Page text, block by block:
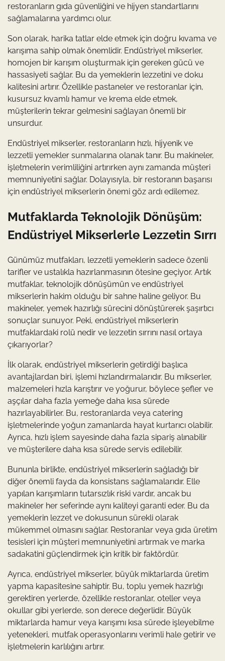
restoranların gıda güvenliğini ve hijyen standartlarını
sağlamalarına yardımcı olur.
Son olarak, harika tatlar elde etmek için doğru kıvama ve
karışıma sahip olmak önemlidir. Endüstriyel mikserler,
homojen bir karışım oluşturmak için gereken gücü ve
hassasiyeti sağlar. Bu da yemeklerin lezzetini ve doku
kalitesini artırır. Özellikle pastaneler ve restoranlar için,
kusursuz kıvamlı hamur ve krema elde etmek,
müşterilerin tekrar gelmesini sağlayan önemli bir
unsurdur.
Endüstriyel mikserler, restoranların hızlı, hijyenik ve
lezzetli yemekler sunmalarına olanak tanır. Bu makineler,
işletmelerin verimliliğini artırırken aynı zamanda müşteri
memnuniyetini sağlar. Dolayısıyla, bir restoranın başarısı
için endüstriyel mikserlerin önemi göz ardı edilemez.
Mutfaklarda Teknolojik Dönüşüm:
Endüstriyel Mikserlerle Lezzetin Sırrı
Günümüz mutfakları, lezzetli yemeklerin sadece özenli
tarifler ve ustalıkla hazırlanmasının ötesine geçiyor. Artık
mutfaklar, teknolojik dönüşümün ve endüstriyel
mikserlerin hakim olduğu bir sahne haline geliyor. Bu
makineler, yemek hazırlığı sürecini dönüştürerek şaşırtıcı
sonuçlar sunuyor. Peki, endüstriyel mikserlerin
mutfaklardaki rolü nedir ve lezzetin sırrını nasıl ortaya
çıkarıyorlar?
İlk olarak, endüstriyel mikserlerin getirdiği başlıca
avantajlardan biri, işlemi hızlandırmalarıdır. Bu mikserler,
malzemeleri hızla karıştırır ve yoğurur, böylece şefler ve
aşçılar daha fazla yemeğe daha kısa sürede
hazırlayabilirler. Bu, restoranlarda veya catering
işletmelerinde yoğun zamanlarda hayat kurtarıcı olabilir.
Ayrıca, hızlı işlem sayesinde daha fazla sipariş alınabilir
ve müşterilere daha kısa sürede servis edilebilir.
Bununla birlikte, endüstriyel mikserlerin sağladığı bir
diğer önemli fayda da konsistans sağlamalarıdır. Elle
yapılan karışımların tutarsızlık riski vardır, ancak bu
makineler her seferinde aynı kaliteyi garanti eder. Bu da
yemeklerin lezzet ve dokusunun sürekli olarak
mükemmel olmasını sağlar. Restoranlar veya gıda üretim
tesisleri için müşteri memnuniyetini artırmak ve marka
sadakatini güçlendirmek için kritik bir faktördür.
Ayrıca, endüstriyel mikserler, büyük miktarlarda üretim
yapma kapasitesine sahiptir. Bu, toplu yemek hazırlığı
gerektiren yerlerde, özellikle restoranlar, oteller veya
okullar gibi yerlerde, son derece değerlidir. Büyük
miktarlarda hamur veya karışımı kısa sürede işleyebilme
yetenekleri, mutfak operasyonlarını verimli hale getirir ve
işletmelerin karlılığını artırır.